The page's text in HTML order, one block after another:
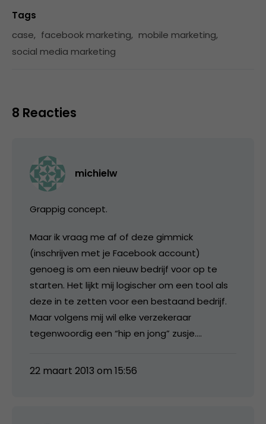
Tags
case, facebook marketing, mobile marketing,
social media marketing
8 Reacties
michielw
Grappig concept.
Maar ik vraag me af of deze gimmick
(inschrijven met je Facebook account)
genoeg is om een nieuw bedrijf voor op te
starten. Het lijkt mij logischer om een tool als
deze in te zetten voor een bestaand bedrijf.
Maar volgens mij wil elke verzekeraar
tegenwoordig een “hip en jong” zusje….
22 maart 2013 om 15:56